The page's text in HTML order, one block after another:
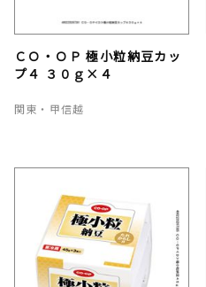
ＣＯ・ＯＰ 極小粒納豆カッ
プ４ ３０ｇ×４
関東・甲信越